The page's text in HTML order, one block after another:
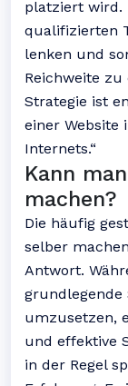
platziert wird.
qualifizierten
lenken und
Reichweite zu
Strategie ist
einer Website
Internets.“
Kann
machen?
Die häufig
selber
Antwort.
grundlegende
umzusetzen,
und effektive
in der Regel